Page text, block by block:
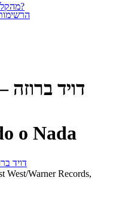
מהקלטה לתקליט, מה קורה בדרך?
דויד
o Nada